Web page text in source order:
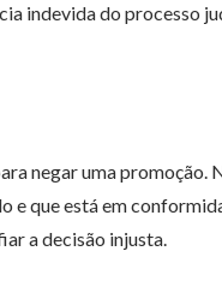
indevida do processo
negar uma promoção.
e que está em
a decisão injusta.